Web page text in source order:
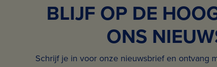
BLIJF OP DE
ONS
Schrijf je in voor onze nieuwsbrief en ontvang